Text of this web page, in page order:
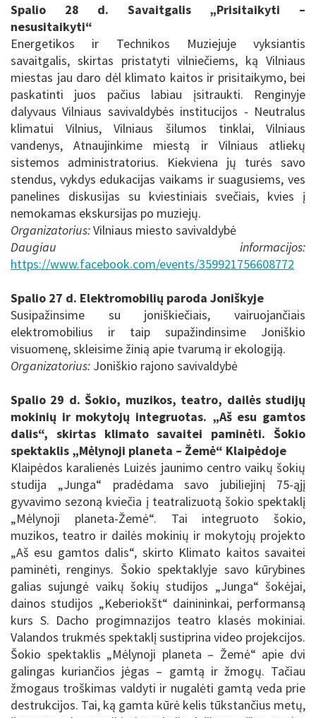
Spalio 28 d. Savaitgalis „Prisitaikyti –
nesusitaikyti“
Energetikos ir Technikos Muziejuje vyksiantis
savaitgalis, skirtas pristatyti vilniečiems, ką Vilniaus
miestas jau daro dėl klimato kaitos ir prisitaikymo, bei
paskatinti juos pačius labiau įsitraukti. Renginyje
dalyvaus Vilniaus savivaldybės institucijos - Neutralus
klimatui Vilnius, Vilniaus šilumos tinklai, Vilniaus
vandenys, Atnaujinkime miestą ir Vilniaus atliekų
sistemos administratorius. Kiekviena jų turės savo
stendus, vykdys edukacijas vaikams ir suagusiems, ves
panelines diskusijas su kviestiniais svečiais, kvies į
nemokamas ekskursijas po muziejų.
Organizatorius:Vilniaus miesto savivaldybė
Daugiau informacijos:
https://www.facebook.com/events/359921756608772
Spalio 27 d. Elektromobilių paroda Joniškyje
Susipažinsime su joniškiečiais, vairuojančiais
elektromobilius ir taip supažindinsime Joniškio
visuomenę, skleisime žinią apie tvarumą ir ekologiją.
Organizatorius: Joniškio rajono savivaldybė
Spalio 29 d. Šokio, muzikos, teatro, dailės studijų
mokinių ir mokytojų integruotas. „Aš esu gamtos
dalis“, skirtas klimato savaitei paminėti. Šokio
spektaklis „Mėlynoji planeta – Žemė“ Klaipėdoje
Klaipėdos karalienės Luizės jaunimo centro vaikų šokių
studija „Junga“ pradėdama savo jubiliejinį 75-ąjį
gyvavimo sezoną kviečia į teatralizuotą šokio spektaklį
„Mėlynoji planeta-Žemė“. Tai integruoto šokio,
muzikos, teatro ir dailės mokinių ir mokytojų projekto
„Aš esu gamtos dalis“, skirto Klimato kaitos savaitei
paminėti, renginys. Šokio spektaklyje savo kūrybines
galias sujungė vaikų šokių studijos „Junga“ šokėjai,
dainos studijos „Keberiokšt“ dainininkai, performansą
kurs S. Dacho progimnazijos teatro klasės mokiniai.
Valandos trukmės spektaklį sustiprina video projekcijos.
Šokio spektaklis „Mėlynoji planeta – Žemė“ apie dvi
galingas kuriančios jėgas – gamtą ir žmogų. Tačiau
žmogaus troškimas valdyti ir nugalėti gamtą veda prie
destrukcijos. Tai, ką gamta kūrė kelis tūkstančius metų,